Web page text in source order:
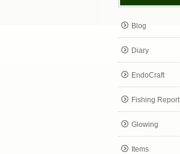
Blog
Diary
EndoCraft
Fishing Report
Glowing
Items